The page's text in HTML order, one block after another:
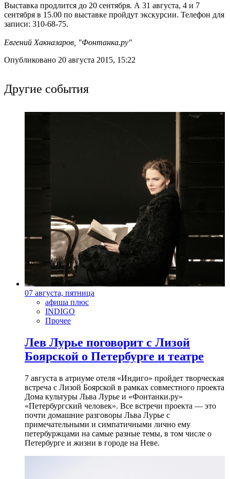
Выставка продлится до 20 сентября. А 31 августа, 4 и 7
сентября в 15.00 по выставке пройдут экскурсии. Телефон для
записи: 310-68-75.
Евгений Хакназаров, "Фонтанка.ру"
Опубликовано 20 августа 2015, 15:22
Другие события
07 августа, пятница
афиша плюс
INDIGO
Прочее
Лев Лурье поговорит с Лизой
Боярской о Петербурге и театре
7 августа в атриуме отеля «Индиго» пройдет творческая
встреча с Лизой Боярской в рамках совместного проекта
Дома культуры Льва Лурье и «Фонтанки.ру»
«Петербургский человек». Все встречи проекта — это
почти домашние разговоры Льва Лурье с
примечательными и симпатичными лично ему
петербуржцами на самые разные темы, в том числе о
Петербурге и жизни в городе на Неве.